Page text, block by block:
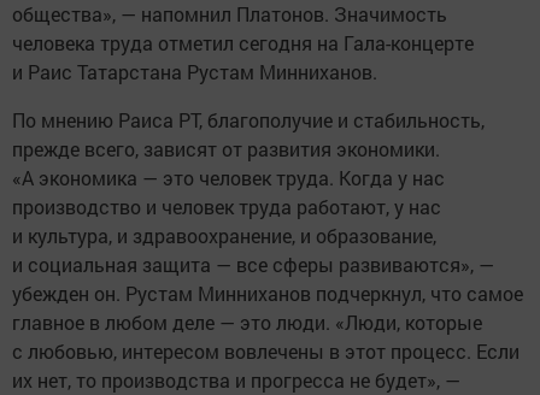
общества», — напомнил Платонов. Значимость
человека труда отметил сегодня на Гала-концерте
и Раис Татарстана Рустам Минниханов.
По мнению Раиса РТ, благополучие и стабильность,
прежде всего, зависят от развития экономики.
«А экономика — это человек труда. Когда у нас
производство и человек труда работают, у нас
и культура, и здравоохранение, и образование,
и социальная защита — все сферы развиваются», —
убежден он. Рустам Минниханов подчеркнул, что самое
главное в любом деле — это люди. «Люди, которые
с любовью, интересом вовлечены в этот процесс. Если
их нет, то производства и прогресса не будет», —